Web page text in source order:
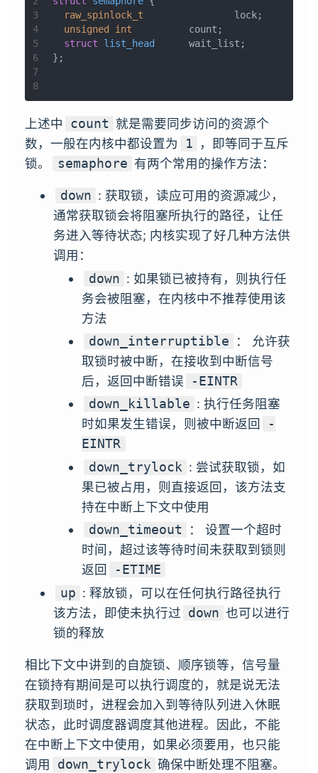
3
4
5
6
7
8
raw_spinlock_t
		lock;
unsigned
int
		count;
struct
list_head
	wait_list;
};
上述中 count 就是需要同步访问的资源个
数，一般在内核中都设置为
1
，即等同于互斥
锁。
semaphore 有两个常用的操作方法：
down : 获取锁，读应可用的资源减少，
通常获取锁会将阻塞所执行的路径，让任
务进入等待状态; 内核实现了好几种方法供
调用：
down : 如果锁已被持有，则执行任
务会被阻塞，在内核中不推荐使用该
方法
down_interruptible
： 允许获
取锁时被中断，在接收到中断信号
后，返回中断错误
-EINTR
down_killable : 执行任务阻塞
时如果发生错误，则被中断返回
-
EINTR
down_trylock : 尝试获取锁，如
果已被占用，则直接返回，该方法支
持在中断上下文中使用
down_timeout
： 设置一个超时
时间，超过该等待时间未获取到锁则
返回
-ETIME
up : 释放锁，可以在任何执行路径执行
该方法，即使未执行过 down 也可以进行
锁的释放
相比下文中讲到的自旋锁、顺序锁等，信号量
在锁持有期间是可以执行调度的，就是说无法
获取到琐时，进程会加入到等待队列进入休眠
状态，此时调度器调度其他进程。因此，不能
在中断上下文中使用，如果必须要用，也只能
调用
down_trylock 确保中断处理不阻塞。